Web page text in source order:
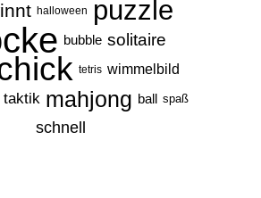
halloween puzzle
bubble solitaire
tetris wimmelbild
taktik mahjong ball spaß
schnell